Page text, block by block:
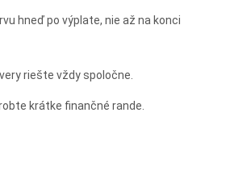
hneď po výplate, nie až na konci
riešte vždy spoločne.
krátke finančné rande.